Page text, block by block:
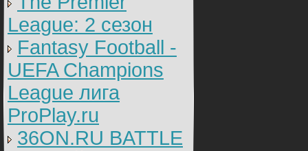
League: 2 cезон
Fantasy Football -
UEFA Champions
League лига
ProPlay.ru
36ON.RU BATTLE